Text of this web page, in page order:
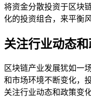
将资金分散投资于区块
化的投资组合，来平衡
关注行业动态
区块链产业发展犹如一
和市场环境不断变化，
关注行业动态和政策变